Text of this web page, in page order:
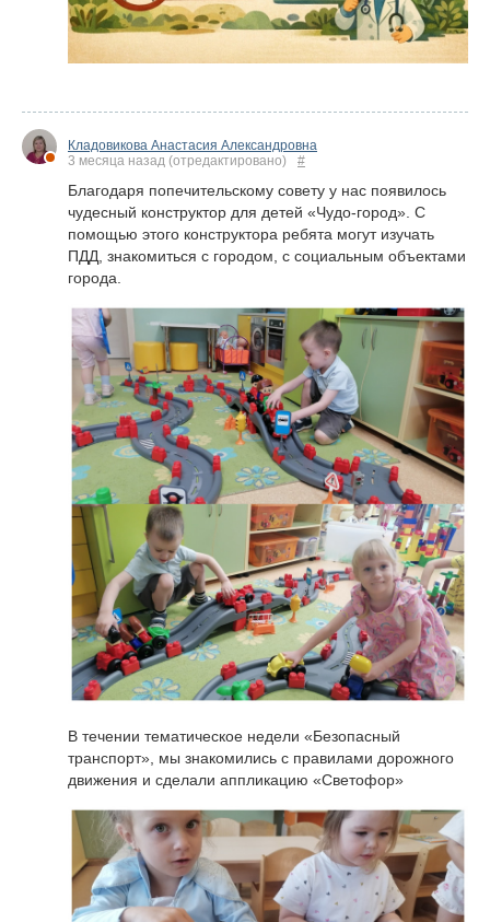
Кладовикова Анастасия Александровна
3 месяца назад (отредактировано) #
Благодаря попечительскому совету у нас появилось
чудесный конструктор для детей «Чудо-город». С
помощью этого конструктора ребята могут изучать
ПДД, знакомиться с городом, с социальным объектами
города.
В течении тематическое недели «Безопасный
транспорт», мы знакомились с правилами дорожного
движения и сделали аппликацию «Светофор»